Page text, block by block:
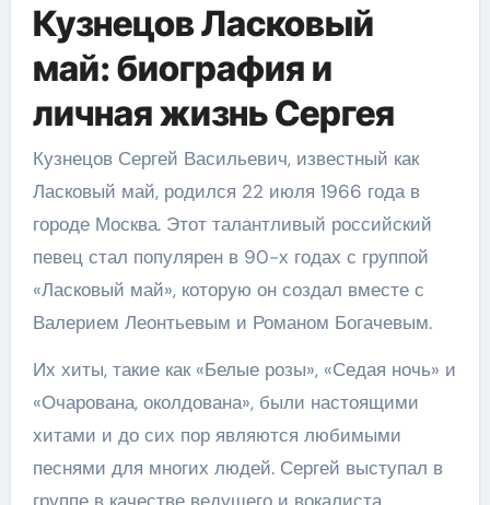
Кузнецов Ласковый
май: биография и
личная жизнь Сергея
Кузнецов Сергей Васильевич, известный как
Ласковый май, родился 22 июля 1966 года в
городе Москва. Этот талантливый российский
певец стал популярен в 90-х годах с группой
«Ласковый май», которую он создал вместе с
Валерием Леонтьевым и Романом Богачевым.
Их хиты, такие как «Белые розы», «Седая ночь» и
«Очарована, околдована», были настоящими
хитами и до сих пор являются любимыми
песнями для многих людей. Сергей выступал в